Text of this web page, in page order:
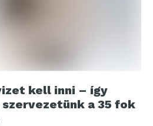
kell inni – így
a 35 fok